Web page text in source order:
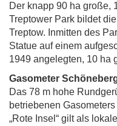
Der knapp 90 ha große,
Treptower Park bildet
Treptow. Inmitten des
Statue auf einem
1949 angelegten, 10 ha
Gasometer
Das 78 m hohe
betriebenen
„Rote Insel“ gilt als